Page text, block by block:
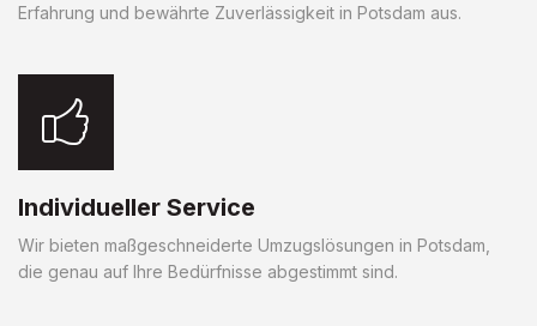
Erfahrung und bewährte Zuverlässigkeit in Potsdam aus.
Individueller Service
Wir bieten maßgeschneiderte Umzugslösungen in Potsdam,
die genau auf Ihre Bedürfnisse abgestimmt sind.